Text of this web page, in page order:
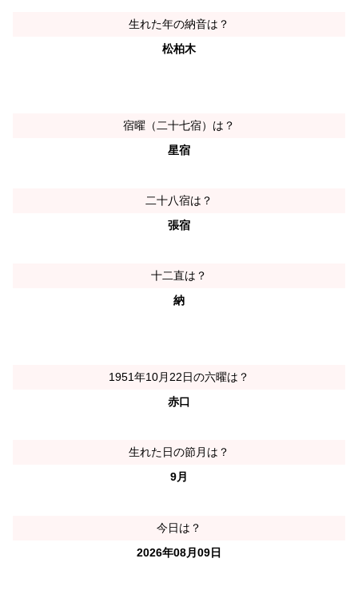
生れた年の納音は？
松柏木
宿曜（二十七宿）は？
星宿
二十八宿は？
張宿
十二直は？
納
1951年10月22日の六曜は？
赤口
生れた日の節月は？
9月
今日は？
2026年08月09日